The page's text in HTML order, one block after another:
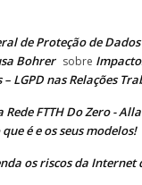
de Proteção de Dados
Bohrer sobre
LGPD nas Relações
FTTH Do Zero -
é e os seus modelos!
os riscos da Internet